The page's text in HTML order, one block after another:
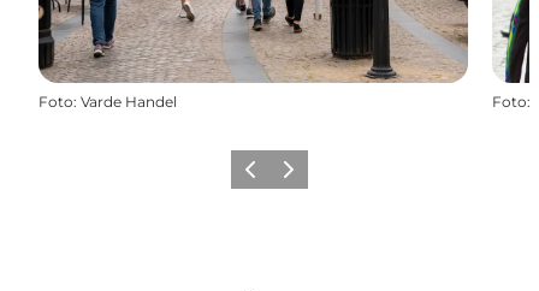
Foto: Varde Handel Foto:
ZurückWeiter